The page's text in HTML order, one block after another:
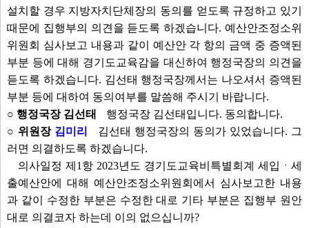
설치할 경우 지방자치단체장의 동의를 얻도록 규정하고 있기
때문에 집행부의 의견을 듣도록 하겠습니다. 예산안조정소위
위원회 심사보고 내용과 같이 예산안 각 항의 금액 중 증액된
부분 등에 대해 경기도교육감을 대신하여 행정국장의 의견을
듣도록 하겠습니다. 김선태 행정국장께서는 나오셔서 증액된
부분 등에 대하여 동의여부를 말씀해 주시기 바랍니다.
○ 행정국장 김선태
행정국장 김선태입니다. 동의합니다.
○ 위원장 김미리
김선태 행정국장의 동의가 있었습니다. 그
러면 의결하도록 하겠습니다.
의사일정 제1항 2023년도 경기도교육비특별회계 세입ㆍ세
출예산안에 대해 예산안조정소위원회에서 심사보고한 내용
과 같이 수정한 부분은 수정한 대로 기타 부분은 집행부 원안
대로 의결코자 하는데 이의 없으십니까?